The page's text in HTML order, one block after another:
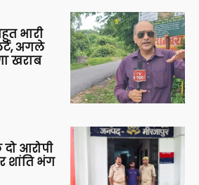
भारी
अगले
खराब
आरोपी
शांति भंग